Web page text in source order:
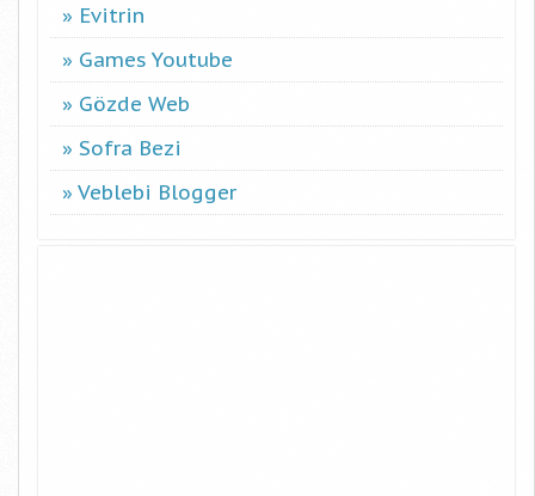
Evitrin
Games Youtube
Gözde Web
Sofra Bezi
Veblebi Blogger